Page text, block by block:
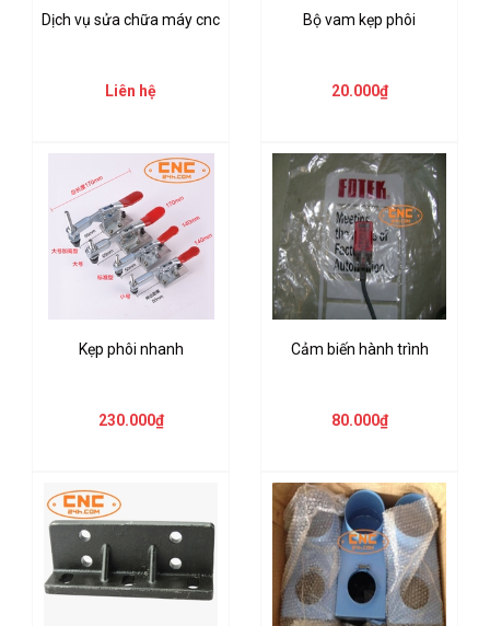
Dịch vụ sửa chữa máy cnc
Liên hệ
Bộ vam kẹp phôi
20.000₫
Kẹp phôi nhanh
230.000₫
Cảm biến hành trình
80.000₫